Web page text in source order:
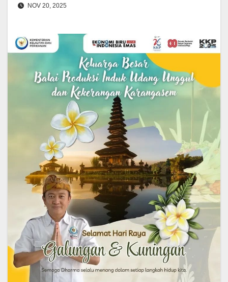
NOV 20, 2025